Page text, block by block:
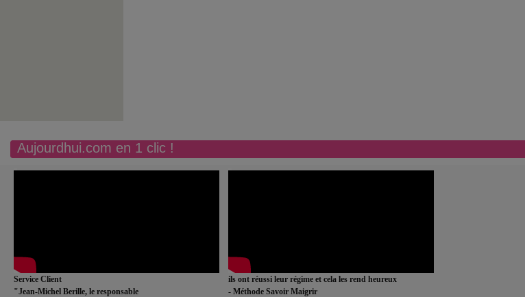
Aujourdhui.com en 1 clic !
Service Client
"Jean-Michel Berille, le responsable
ils ont réussi leur régime et cela les rend heureux
- Méthode Savoir Maigrir